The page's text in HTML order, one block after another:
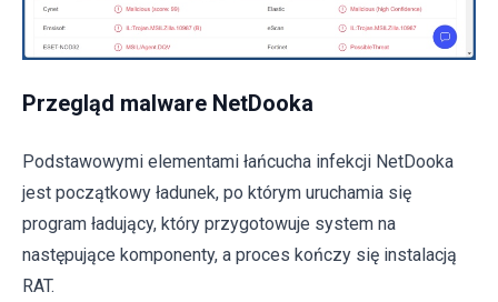
Przegląd malware NetDooka
Podstawowymi elementami łańcucha infekcji NetDooka
jest początkowy ładunek, po którym uruchamia się
program ładujący, który przygotowuje system na
następujące komponenty, a proces kończy się instalacją
RAT.